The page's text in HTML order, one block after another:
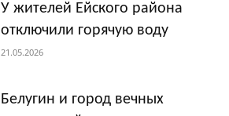
У жителей Ейского района
отключили горячую воду
21.05.2026
Белугин и город вечных